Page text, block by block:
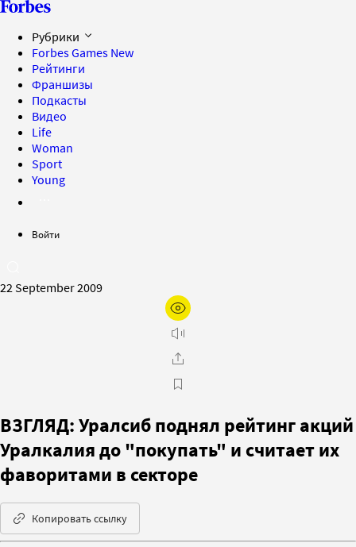
Рубрики
Forbes Games New
Рейтинги
Франшизы
Подкасты
Видео
Life
Woman
Sport
Young
Войти
22 September 2009
ВЗГЛЯД: Уралсиб поднял рейтинг акций
Уралкалия до "покупать" и считает их
фаворитами в секторе
Копировать ссылку